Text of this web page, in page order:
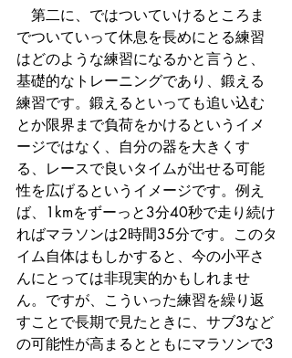
第二に、ではついていけるところま
でついていって休息を長めにとる練習
はどのような練習になるかと言うと、
基礎的なトレーニングであり、鍛える
練習です。鍛えるといっても追い込む
とか限界まで負荷をかけるというイメ
ージではなく、自分の器を大きくす
る、レースで良いタイムが出せる可能
性を広げるというイメージです。例え
ば、1kmをずーっと3分40秒で走り続け
ればマラソンは2時間35分です。このタ
イム自体はもしかすると、今の小平さ
んにとっては非現実的かもしれませ
ん。ですが、こういった練習を繰り返
すことで長期で見たときに、サブ3など
の可能性が高まるとともにマラソンで3